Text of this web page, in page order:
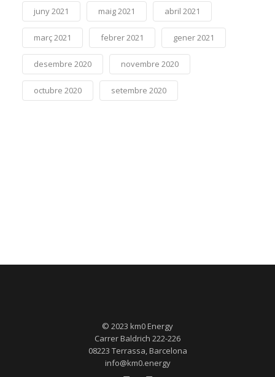
juny 2021 maig 2021 abril 2021
març 2021 febrer 2021 gener 2021
desembre 2020 novembre 2020
octubre 2020 setembre 2020
© 2023 km0 Energy
Carrer Baldrich 222-226
08223 Terrassa, Barcelona
info@km0.energy